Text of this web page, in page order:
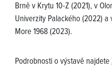
Brně v Krytu 10-Z (2021), v
Univerzity Palackého (2022)
More 1968 (2023).
Podrobnosti o výstavě najdete